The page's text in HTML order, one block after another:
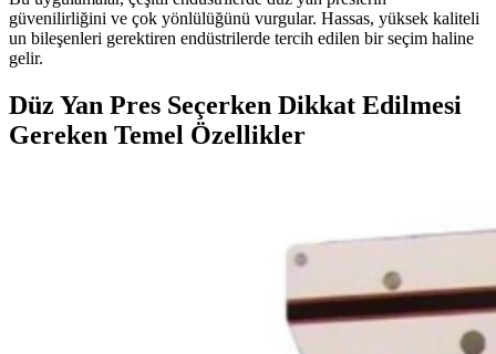
güvenilirliğini ve çok yönlülüğünü vurgular. Hassas, yüksek kaliteli
un bileşenleri gerektiren endüstrilerde tercih edilen bir seçim haline
gelir.
Düz Yan Pres Seçerken Dikkat Edilmesi
Gereken Temel Özellikler